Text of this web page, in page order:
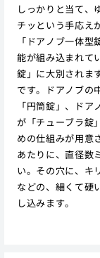
しっかりと当て、
チッという手応え
「ドアノブ一体
能が組み込まれて
錠」に大別されま
です。ドアノブの
「円筒錠」、ド
が「チューブラ錠
めの仕組みが用意
あたりに、直径数
い。その穴に、キ
などの、細くて硬
し込みます。